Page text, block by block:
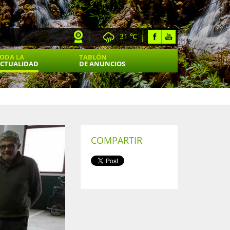
31 ℃
LA TABLÓN
DE ANUNCIOS
COMPARTIR